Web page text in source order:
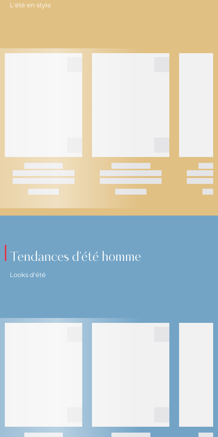
L'été en style
Tendances d'été homme
Looks d'été